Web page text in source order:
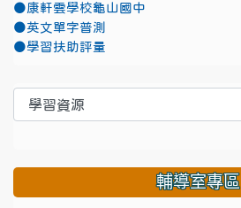
●康軒雲學校龜山國中
●英文單字普測
●學習扶助評量
輔導室專區